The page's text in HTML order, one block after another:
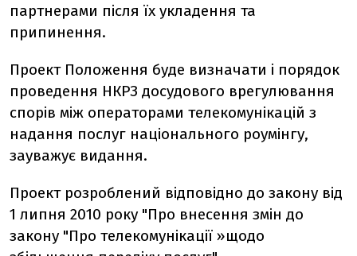
партнерами після їх укладення та
припинення.
Проект Положення буде визначати і порядок
проведення НКРЗ досудового врегулювання
спорів між операторами телекомунікацій з
надання послуг національного роумінгу,
зауважує видання.
Проект розроблений відповідно до закону від
1 липня 2010 року "Про внесення змін до
закону "Про телекомунікації »щодо